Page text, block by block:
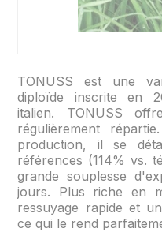
TONUSS est une
diploïde inscrite en
italien. TONUSS
régulièrement
production, il se
références (114% vs.
grande souplesse
jours. Plus riche en
ressuyage rapide et
ce qui le rend